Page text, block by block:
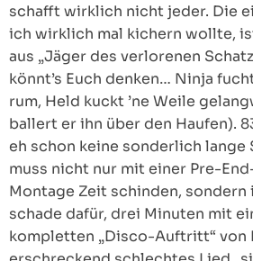
schafft wirklich nicht jeder. Die
ich wirklich mal kichern wollte,
aus „Jäger des verlorenen
könnt’s Euch denken… Ninja
rum, Held kuckt ’ne Weile
ballert er ihn über den Haufen).
eh schon keine sonderlich lange
muss nicht nur mit einer Pre-
Montage Zeit schinden, sondern
schade dafür, drei Minuten mit
kompletten „Disco-Auftritt“ von